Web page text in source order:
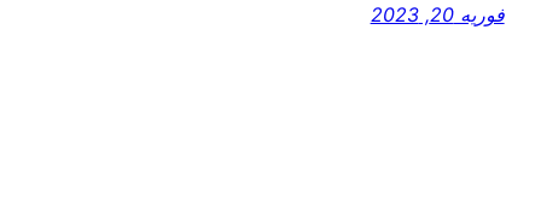
فوریه 20, 2023